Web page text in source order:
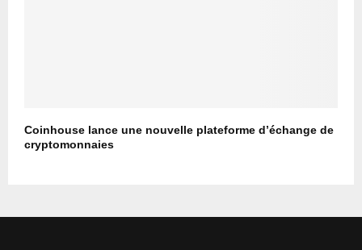
Coinhouse lance une nouvelle plateforme d’échange de
cryptomonnaies